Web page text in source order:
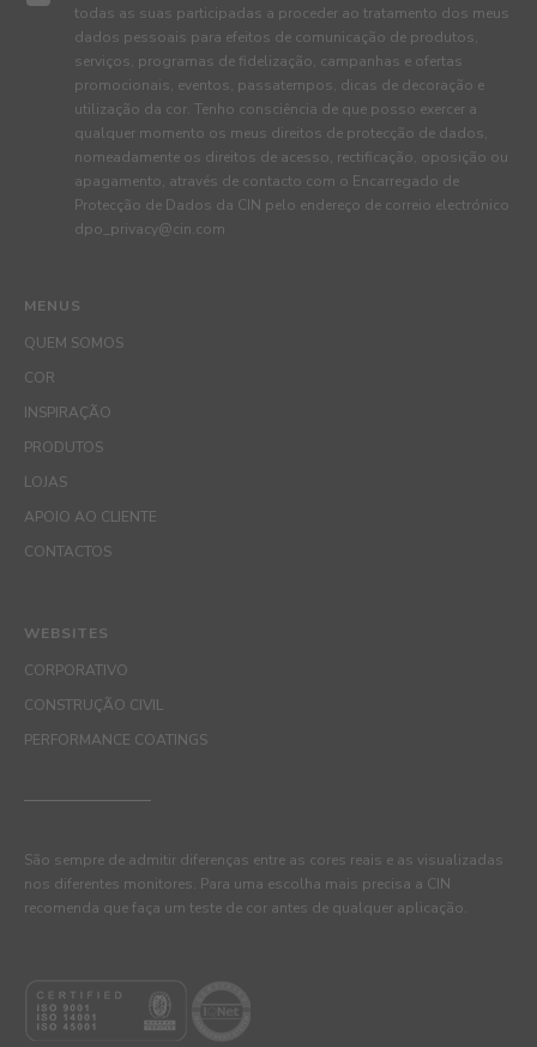
MENUS
QUEM SOMOS
COR
INSPIRAÇÃO
PRODUTOS
LOJAS
APOIO AO CLIENTE
CONTACTOS
todas as suas participadas a proceder ao tratamento dos meus
dados pessoais para efeitos de comunicação de produtos,
serviços, programas de fidelização, campanhas e ofertas
promocionais, eventos, passatempos, dicas de decoração e
utilização da cor. Tenho consciência de que posso exercer a
qualquer momento os meus direitos de protecção de dados,
nomeadamente os direitos de acesso, rectificação, oposição ou
apagamento, através de contacto com o Encarregado de
Protecção de Dados da CIN pelo endereço de correio electrónico
dpo_privacy@cin.com
WEBSITES
CORPORATIVO
CONSTRUÇÃO CIVIL
PERFORMANCE COATINGS
São sempre de admitir diferenças entre as cores reais e as visualizadas
nos diferentes monitores. Para uma escolha mais precisa a CIN
recomenda que faça um teste de cor antes de qualquer aplicação.